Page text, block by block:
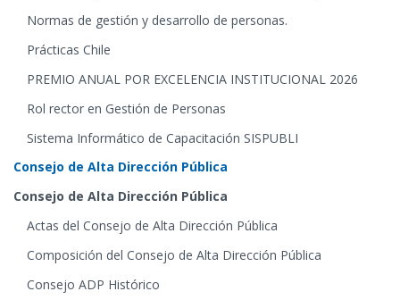
Normas de gestión y desarrollo de personas.
Prácticas Chile
PREMIO ANUAL POR EXCELENCIA INSTITUCIONAL 2026
Rol rector en Gestión de Personas
Sistema Informático de Capacitación SISPUBLI
Consejo de Alta Dirección Pública
Consejo de Alta Dirección Pública
Actas del Consejo de Alta Dirección Pública
Composición del Consejo de Alta Dirección Pública
Consejo ADP Histórico